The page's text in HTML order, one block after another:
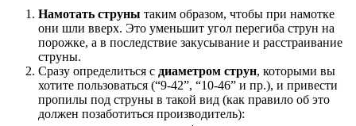
Намотать струны таким образом, чтобы при намотке
они шли вверх. Это уменьшит угол перегиба струн на
порожке, а в последствие закусывание и расстраивание
струны.
Сразу определиться с диаметром струн, которыми вы
хотите пользоваться (“9-42”, “10-46” и пр.), и привести
пропилы под струны в такой вид (как правило об это
должен позаботиться производитель):